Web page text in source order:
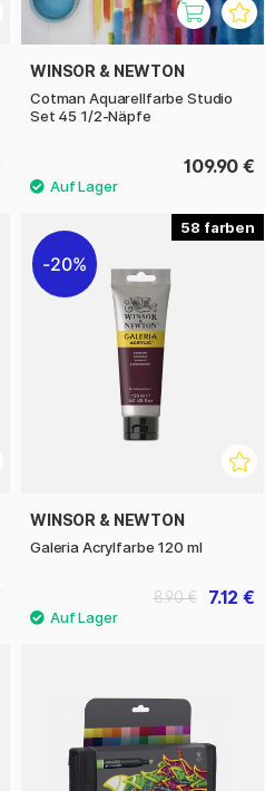
WINSOR & NEWTON
Cotman Aquarellfarbe Studio
Set 45 1/2-Näpfe
109.90 €
58
20%
WINSOR & NEWTON
Galeria Acrylfarbe 120 ml
7.12 €
8.90 €